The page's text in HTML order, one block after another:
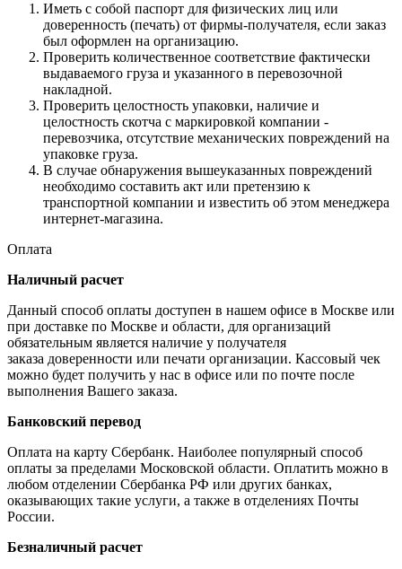
Иметь с собой паспорт для физических лиц или
доверенность (печать) от фирмы-получателя, если заказ
был оформлен на организацию.
Проверить количественное соответствие фактически
выдаваемого груза и указанного в перевозочной
накладной.
Проверить целостность упаковки, наличие и
целостность скотча с маркировкой компании -
перевозчика, отсутствие механических повреждений на
упаковке груза.
В случае обнаружения вышеуказанных повреждений
необходимо составить акт или претензию к
транспортной компании и известить об этом менеджера
интернет-магазина.
Оплата
Наличный расчет
Данный способ оплаты доступен в нашем офисе в Москве или
при доставке по Москве и области, для организаций
обязательным является наличие у получателя
заказа доверенности или печати организации. Кассовый чек
можно будет получить у нас в офисе или по почте после
выполнения Вашего заказа.
Банковский перевод
Оплата на карту Сбербанк. Наиболее популярный способ
оплаты за пределами Московской области. Оплатить можно в
любом отделении Сбербанка РФ или других банках,
оказывающих такие услуги, а также в отделениях Почты
России.
Безналичный расчет